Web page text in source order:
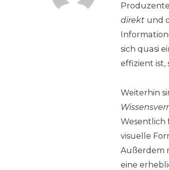
direkt und
sich quasi
effizient ist,
Weiterhin
Wesentlich
visuelle
Außerdem
eine